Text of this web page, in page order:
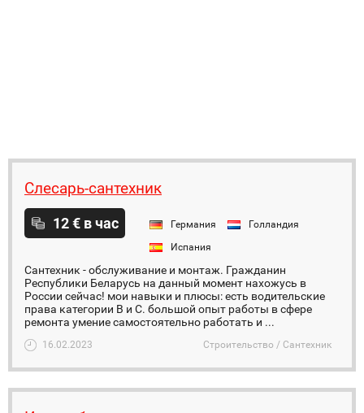
Слесарь-сантехник
12 € в час Германия
Голландия
Испания
Сантехник - обслуживание и монтаж. Гражданин
Республики Беларусь на данный момент нахожусь в
России сейчас! мои навыки и плюсы: есть водительские
права категории В и С. большой опыт работы в сфере
ремонта умение самостоятельно работать и ...
16.02.2023 Строительство / Сантехник